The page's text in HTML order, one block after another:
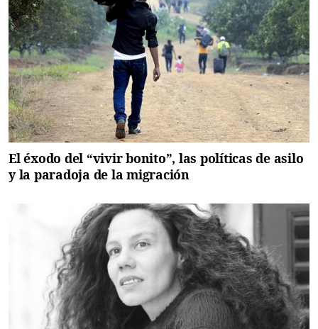
El éxodo del “vivir bonito”, las políticas de asilo
y la paradoja de la migración